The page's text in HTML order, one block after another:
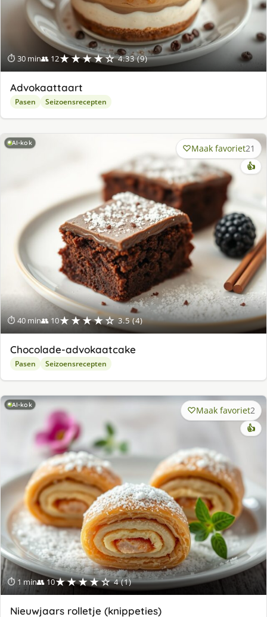
⏱ 30 min👥 12★★★★☆ 4.33 (9)
Advokaattaart
Pasen Seizoensrecepten
AI-kok
⏱ 40 min👥 10★★★★☆ 3.5 (4)
Maak favoriet21
👍
Chocolade-advokaatcake
Pasen Seizoensrecepten
AI-kok
⏱ 1 min👥 10★★★★☆ 4 (1)
Maak favoriet2
👍
Nieuwjaars rolletje (knippeties)